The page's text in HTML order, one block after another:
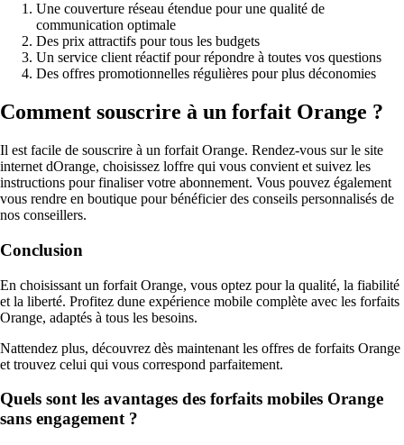
Une couverture réseau étendue pour une qualité de
communication optimale
Des prix attractifs pour tous les budgets
Un service client réactif pour répondre à toutes vos questions
Des offres promotionnelles régulières pour plus déconomies
Comment souscrire à un forfait Orange ?
Il est facile de souscrire à un forfait Orange. Rendez-vous sur le site
internet dOrange, choisissez loffre qui vous convient et suivez les
instructions pour finaliser votre abonnement. Vous pouvez également
vous rendre en boutique pour bénéficier des conseils personnalisés de
nos conseillers.
Conclusion
En choisissant un forfait Orange, vous optez pour la qualité, la fiabilité
et la liberté. Profitez dune expérience mobile complète avec les forfaits
Orange, adaptés à tous les besoins.
Nattendez plus, découvrez dès maintenant les offres de forfaits Orange
et trouvez celui qui vous correspond parfaitement.
Quels sont les avantages des forfaits mobiles Orange
sans engagement ?